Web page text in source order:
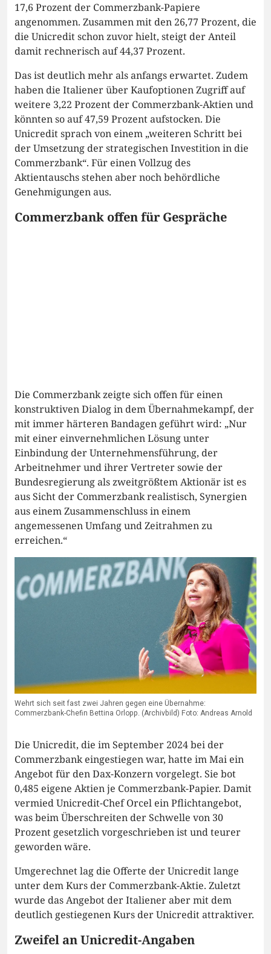
17,6 Prozent der Commerzbank-Papiere
angenommen. Zusammen mit den 26,77 Prozent, die
die Unicredit schon zuvor hielt, steigt der Anteil
damit rechnerisch auf 44,37 Prozent.
Das ist deutlich mehr als anfangs erwartet. Zudem
haben die Italiener über Kaufoptionen Zugriff auf
weitere 3,22 Prozent der Commerzbank-Aktien und
könnten so auf 47,59 Prozent aufstocken. Die
Unicredit sprach von einem „weiteren Schritt bei
der Umsetzung der strategischen Investition in die
Commerzbank“. Für einen Vollzug des
Aktientauschs stehen aber noch behördliche
Genehmigungen aus.
Commerzbank offen für Gespräche
Die Commerzbank zeigte sich offen für einen
konstruktiven Dialog in dem Übernahmekampf, der
mit immer härteren Bandagen geführt wird: „Nur
mit einer einvernehmlichen Lösung unter
Einbindung der Unternehmensführung, der
Arbeitnehmer und ihrer Vertreter sowie der
Bundesregierung als zweitgrößtem Aktionär ist es
aus Sicht der Commerzbank realistisch, Synergien
aus einem Zusammenschluss in einem
angemessenen Umfang und Zeitrahmen zu
erreichen.“
Wehrt sich seit fast zwei Jahren gegen eine Übernahme:
Commerzbank-Chefin Bettina Orlopp. (Archivbild) Foto: Andreas Arnold
Die Unicredit, die im September 2024 bei der
Commerzbank eingestiegen war, hatte im Mai ein
Angebot für den Dax-Konzern vorgelegt. Sie bot
0,485 eigene Aktien je Commerzbank-Papier. Damit
vermied Unicredit-Chef Orcel ein Pflichtangebot,
was beim Überschreiten der Schwelle von 30
Prozent gesetzlich vorgeschrieben ist und teurer
geworden wäre.
Umgerechnet lag die Offerte der Unicredit lange
unter dem Kurs der Commerzbank-Aktie. Zuletzt
wurde das Angebot der Italiener aber mit dem
deutlich gestiegenen Kurs der Unicredit attraktiver.
Zweifel an Unicredit-Angaben